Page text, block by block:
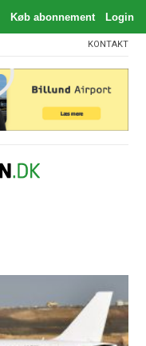
KONTAKT